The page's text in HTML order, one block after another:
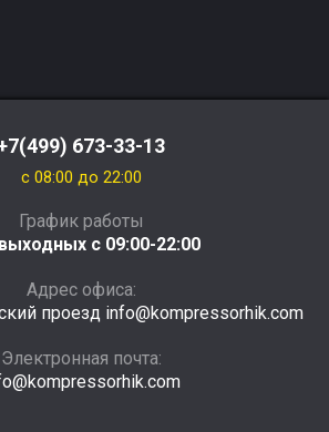
673-33-13
c 08:00 до 22:00
График работы
с 09:00-22:00
Адрес офиса:
проезд info@kompressorhik.com
Электронная почта: